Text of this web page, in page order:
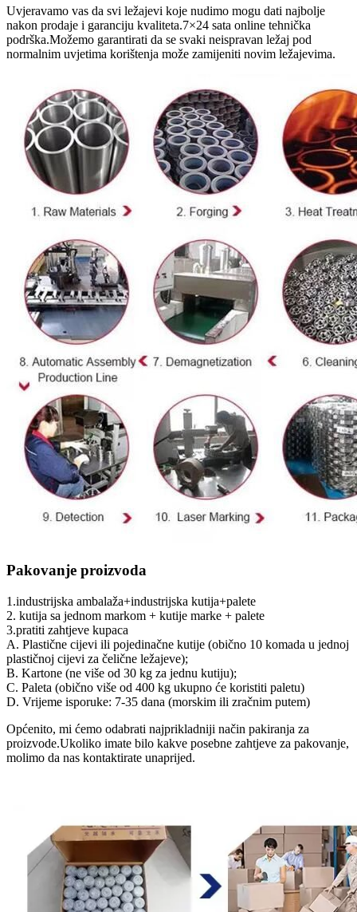
Uvjeravamo vas da svi ležajevi koje nudimo mogu dati najbolje
nakon prodaje i garanciju kvaliteta.7×24 sata online tehnička
podrška.Možemo garantirati da se svaki neispravan ležaj pod
normalnim uvjetima korištenja može zamijeniti novim ležajevima.
Pakovanje proizvoda
1.industrijska ambalaža+industrijska kutija+palete
2. kutija sa jednom markom + kutije marke + palete
3.pratiti zahtjeve kupaca
A. Plastične cijevi ili pojedinačne kutije (obično 10 komada u jednoj
plastičnoj cijevi za čelične ležajeve);
B. Kartone (ne više od 30 kg za jednu kutiju);
C. Paleta (obično više od 400 kg ukupno će koristiti paletu)
D. Vrijeme isporuke: 7-35 dana (morskim ili zračnim putem)
Općenito, mi ćemo odabrati najprikladniji način pakiranja za
proizvode.Ukoliko imate bilo kakve posebne zahtjeve za pakovanje,
molimo da nas kontaktirate unaprijed.